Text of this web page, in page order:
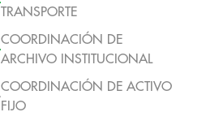
TRANSPORTE
COORDINACIÓN DE
ARCHIVO INSTITUCIONAL
COORDINACIÓN DE ACTIVO
FIJO